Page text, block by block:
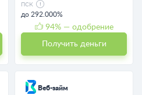
ПСК
до 292.000%
94% — одобрение
Получить деньги
Веб-займ